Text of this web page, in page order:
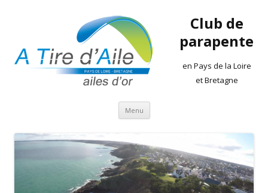
Club de
parapente
en Pays de la Loire
et Bretagne
Menu Aller
contenu